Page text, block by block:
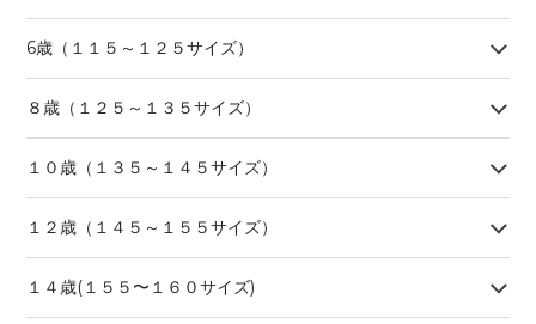
6歳（１１５～１２５サイズ）
８歳（１２５～１３５サイズ）
１０歳（１３５～１４５サイズ）
１２歳（１４５～１５５サイズ）
１４歳(１５５〜１６０サイズ)